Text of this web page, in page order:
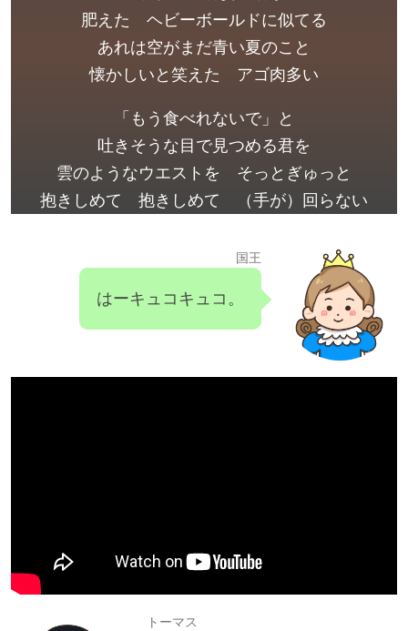
肥えた ヘビーボールドに似てる
あれは空がまだ青い夏のこと
懐かしいと笑えた アゴ肉多い
「もう食べれないで」と
吐きそうな目で見つめる君を
雲のようなウエストを そっとぎゅっと
抱きしめて 抱きしめて （手が）回らない
国王
はーキュコキュコ。
トーマス